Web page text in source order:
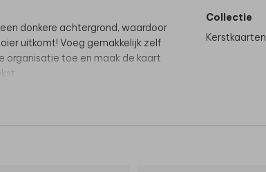
donkere achtergrond, waardoor
uitkomt! Voeg gemakkelijk zelf
organisatie toe en maak de kaart
deze optie er niet tussen? Neem
Collectie
Kerstkaarten